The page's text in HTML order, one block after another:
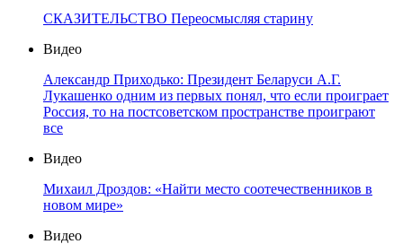
СКАЗИТЕЛЬСТВО Переосмысляя старину
Видео
Александр Приходько: Президент Беларуси А.Г.
Лукашенко одним из первых понял, что если проиграет
Россия, то на постсоветском пространстве проиграют
все
Видео
Михаил Дроздов: «Найти место соотечественников в
новом мире»
Видео